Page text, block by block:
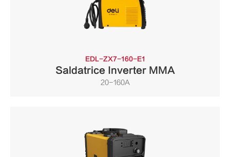
EDL-ZX7-160-E1
Saldatrice Inverter MMA
20-160A